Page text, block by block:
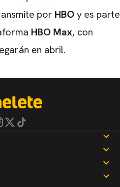
por HBOy es parte
HBO Max, con
en abril.